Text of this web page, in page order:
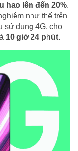
hao lên đến 20%.
như thế trên
sử dụng 4G, cho
10 giờ 24 phút.